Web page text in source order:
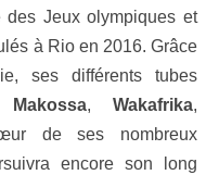
des Jeux olympiques et
à Rio en 2016. Grâce
ses différents tubes
,Wakafrika,
de ses nombreux
encore son long